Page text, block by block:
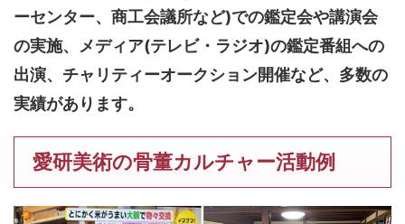
ーセンター、商工会議所など)での鑑定会や講演会
の実施、メディア(テレビ・ラジオ)の鑑定番組への
出演、チャリティーオークション開催など、多数の
実績があります。
愛研美術の骨董カルチャー活動例